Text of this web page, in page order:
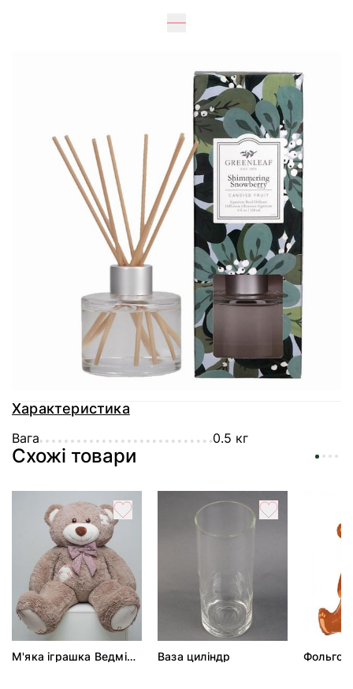
1 170 грн
Характеристика
Вага 0.5 кг
Схожі товари
М'яка іграшка Ведмідь
Ваза циліндр